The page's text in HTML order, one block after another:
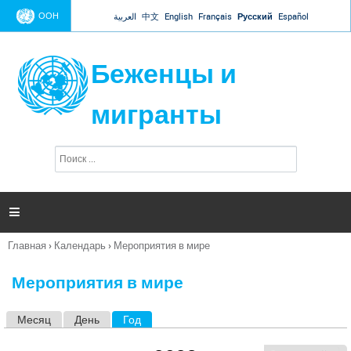
Jump to navigation
ООН العربية 中文 English Français Русский Español
Беженцы и
мигранты
п
и

Вы
Главная › Календарь › Мероприятия в мире
Мероприятия в мире
Месяц День Год